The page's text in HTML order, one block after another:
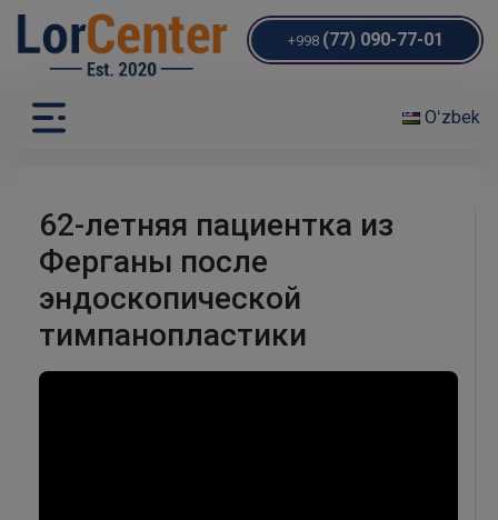
+998 (77) 090-77-01
Oʻzbek
62-летняя пациентка из
Ферганы после
эндоскопической
тимпанопластики